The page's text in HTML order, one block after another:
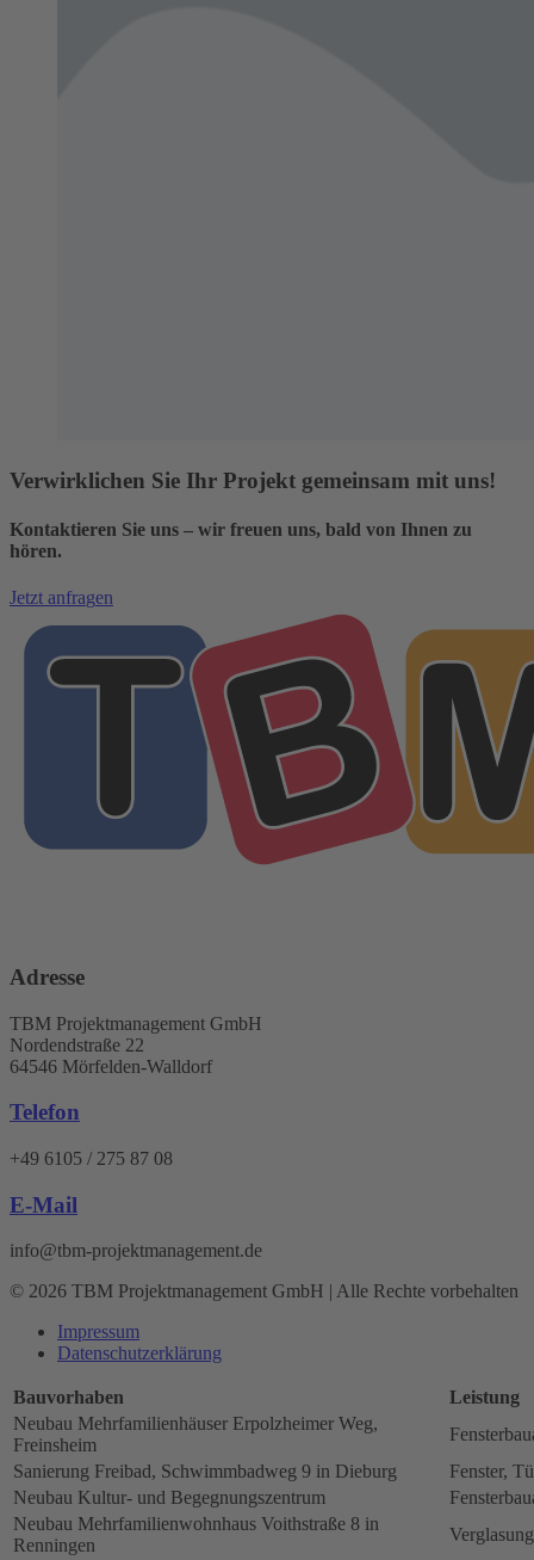
Verwirklichen Sie Ihr Projekt gemeinsam mit uns!
Kontaktieren Sie uns – wir freuen uns, bald von Ihnen zu
hören.
Jetzt anfragen
Adresse
TBM Projektmanagement GmbH
Nordendstraße 22
64546 Mörfelden-Walldorf
Telefon
+49 6105 / 275 87 08
E-Mail
info@tbm-projektmanagement.de
© 2026 TBM Projektmanagement GmbH | Alle Rechte vorbehalten
Impressum
Datenschutz­erklärung
Bauvorhaben
Leistung
Neubau Mehrfamilienhäuser Erpolzheimer Weg,
Freinsheim
Sanierung Freibad, Schwimmbadweg 9 in Dieburg
Fenster,
Neubau Kultur- und Begegnungszentrum
Neubau Mehrfamilienwohnhaus Voithstraße 8 in
Renningen